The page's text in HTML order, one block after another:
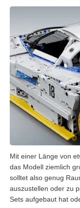
Mit einer Länge von
das Modell ziemlich
solltet also genug
auszustellen oder zu
Sets aufgebaut hat